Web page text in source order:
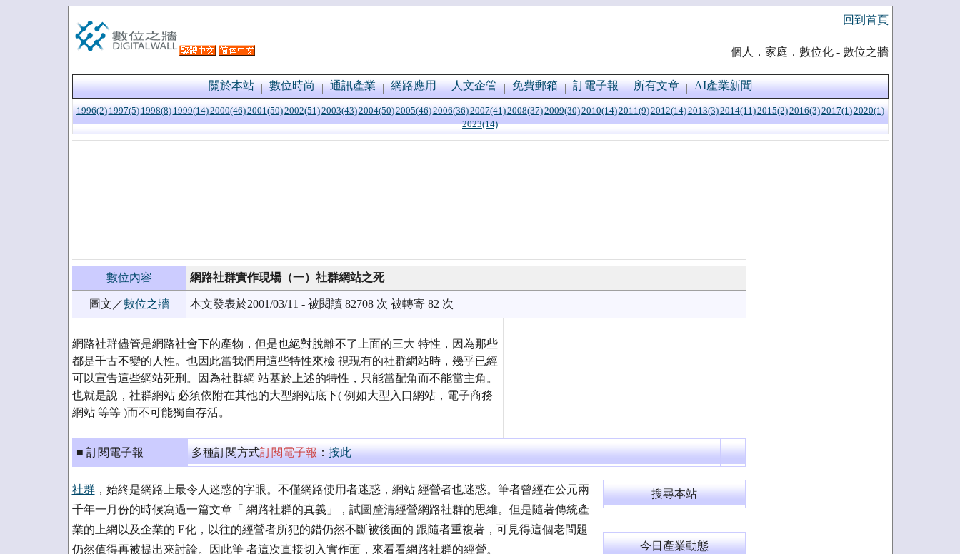
回到首頁
個人．家庭．數位化 - 數位之牆
關於本站 數位時尚 通訊產業 網路應用 人文企管 免費郵箱 訂電子報 所有文章 AI產業新聞
1996(2) 1997(5) 1998(8) 1999(14)2000(46)2001(50)2002(51)2003(43)2004(50)2005(46)2006(36)2007(41)2008(37)2009(30)2010(14)2011(9)2012(14)2013(3)2014(11)2015(2)2016(3)2017(1)2020(1)
2023(14)
數位內容 網路社群實作現場（一）社群網站之死
圖文／數位之牆 本文發表於2001/03/11 - 被閱讀 82708 次 被轉寄 82 次
網路社群儘管是網路社會下的產物，但是也絕對脫離不了上面的三大 特性，因為那些
都是千古不變的人性。也因此當我們用這些特性來檢 視現有的社群網站時，幾乎已經
可以宣告這些網站死刑。因為社群網 站基於上述的特性，只能當配角而不能當主角。
也就是說，社群網站 必須依附在其他的大型網站底下( 例如大型入口網站，電子商務
網站 等等 )而不可能獨自存活。
■ 訂閱電子報 多種訂閱方式訂閱電子報：按此
社群，始終是網路上最令人迷惑的字眼。不僅網路使用者迷惑，網站 經營者也迷惑。筆者曾經在公元兩
千年一月份的時候寫過一篇文章「 網路社群的真義」，試圖釐清經營網路社群的思維。但是隨著傳統產
業的上網以及企業的 E化，以往的經營者所犯的錯仍然不斷被後面的 跟隨者重複著，可見得這個老問題
仍然值得再被提出來討論。因此筆 者這次直接切入實作面，來看看網路社群的經營。
搜尋本站
今日產業動態